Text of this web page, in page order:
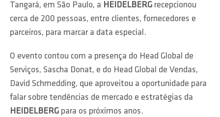
Tangará, em São Paulo, a HEIDELBERG recepcionou
cerca de 200 pessoas, entre clientes, fornecedores e
parceiros, para marcar a data especial.
O evento contou com a presença do Head Global de
Serviços, Sascha Donat, e do Head Global de Vendas,
David Schmedding, que aproveitou a oportunidade para
falar sobre tendências de mercado e estratégias da
HEIDELBERG para os próximos anos.